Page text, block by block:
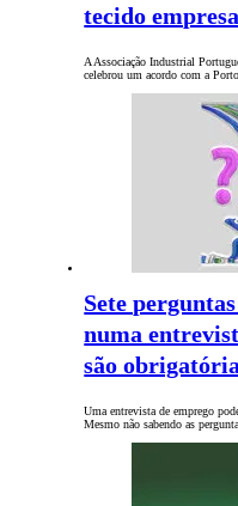
tecido
A Associação Industrial
celebrou um acordo com a
Sete
numa
são
Uma entrevista de emprego
Mesmo não sabendo as